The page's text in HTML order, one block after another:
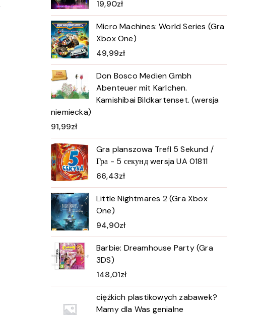
19,90zł
Micro Machines: World Series (Gra
Xbox One)
49,99zł
Don Bosco Medien Gmbh
Abenteuer mit Karlchen.
Kamishibai Bildkartenset. (wersja
niemiecka)
91,99zł
Gra planszowa Trefl 5 Sekund /
Гра - 5 секунд wersja UA 01811
66,43zł
Little Nightmares 2 (Gra Xbox
One)
94,90zł
Barbie: Dreamhouse Party (Gra
3DS)
148,01zł
ciężkich plastikowych zabawek?
Mamy dla Was genialne